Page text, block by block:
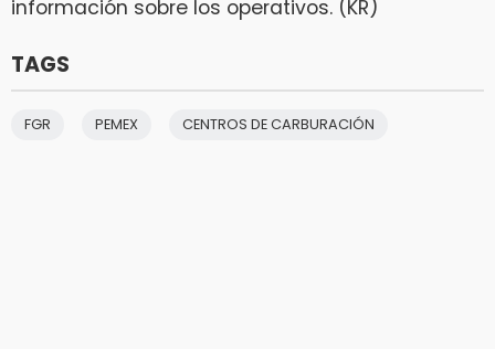
información sobre los operativos. (KR)
TAGS
FGR PEMEX CENTROS DE CARBURACIÓN